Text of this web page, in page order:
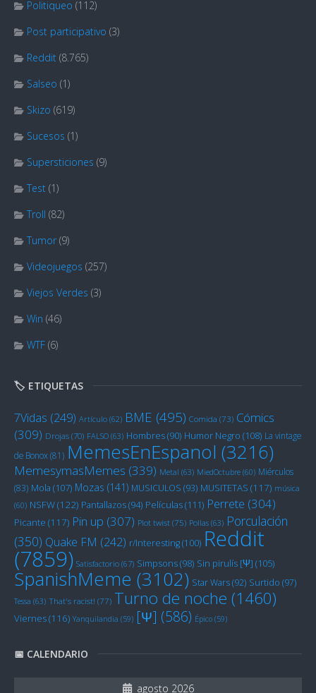
Politiqueo (112)
Post participativo (3)
Reddit (8.765)
Salseo (1)
Skizo (619)
Sucesos (1)
Supersticiones (9)
Test (1)
Troll (82)
Tumor (9)
Videojuegos (257)
Viejos Verdes (3)
Win (46)
WTF (6)
🏷️ ETIQUETAS
7Vidas (249) Artículo (62) BME (495) Comida (73) Cómics
(309) Drojas (70) FALSO (63) Hombres(90) Humor Negro (108) La vintage
de Bonox(81) MemesEnEspanol (3216)
MemesymasMemes (339) Metal (63) MiedOctubre (60) Miérculos
(83) Mola (107) Mozas (141) MUSICULOS (93) MUSITETAS (117) música
(60) NSFW(122) Pantallazos(94) Películas(111) Perrete (304)
Picante (117) Pin up (307) Plot twist (75) Pollas (63) Porculación
(350) Quake FM (242) r/Interesting(100) Reddit
(7859) Satisfactorio (67) Simpsons(98) Sin pirulís [Ψ] (105)
SpanishMeme (3102) Star Wars(92) Surtido (97)
Tessa (63) That's racist! (77) Turno de noche (1460)
Viernes(116) Yanquilandia (59) [Ψ] (586) Épico (59)
📅 CALENDARIO
agosto 2026